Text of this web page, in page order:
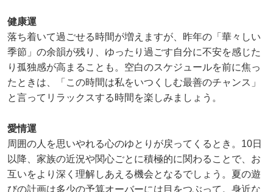
健康運
落ち着いて過ごせる時間が増えますが、昨年の「華々しい
季節」の余韻が残り、ゆったり過ごす自分に不安を感じた
り孤独感が高まることも。空白のスケジュールを前に焦っ
たときは、「この時間は私をいつくしむ最善のチャンス」
と言ってリラックスする時間を楽しみましょう。
愛情運
周囲の人を思いやれる心のゆとりが戻ってくるとき。10日
以降、家族の近況や関心ごとに積極的に関わることで、お
互いをより深く理解しあえる機会となるでしょう。夏の遊
びの計画は多少の予算オーバーには目をつぶって。身近な